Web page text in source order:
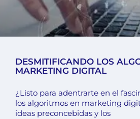
DESMITIFICANDO LOS
MARKETING DIGITAL
¿Listo para adentrarte en el
los algoritmos en marketing
ideas preconcebidas y los